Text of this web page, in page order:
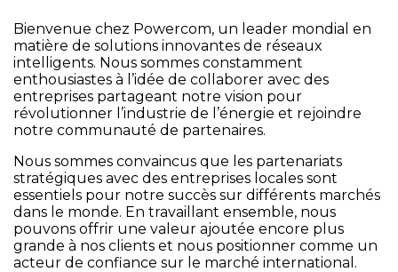
Bienvenue chez Powercom, un leader mondial en
matière de solutions innovantes de réseaux
intelligents. Nous sommes constamment
enthousiastes à l’idée de collaborer avec des
entreprises partageant notre vision pour
révolutionner l’industrie de l’énergie et rejoindre
notre communauté de partenaires.
Nous sommes convaincus que les partenariats
stratégiques avec des entreprises locales sont
essentiels pour notre succès sur différents marchés
dans le monde. En travaillant ensemble, nous
pouvons offrir une valeur ajoutée encore plus
grande à nos clients et nous positionner comme un
acteur de confiance sur le marché international.